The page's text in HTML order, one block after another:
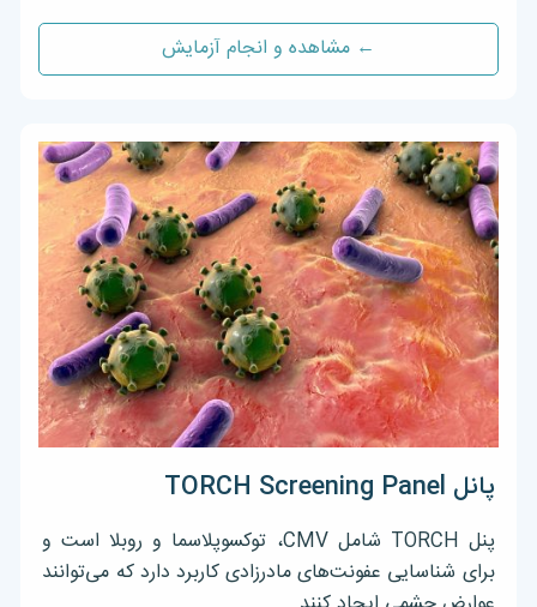
← مشاهده و انجام آزمایش
پانل TORCH Screening Panel
پنل TORCH شامل CMV، توکسوپلاسما و روبلا است و
برای شناسایی عفونت‌های مادرزادی کاربرد دارد که می‌توانند